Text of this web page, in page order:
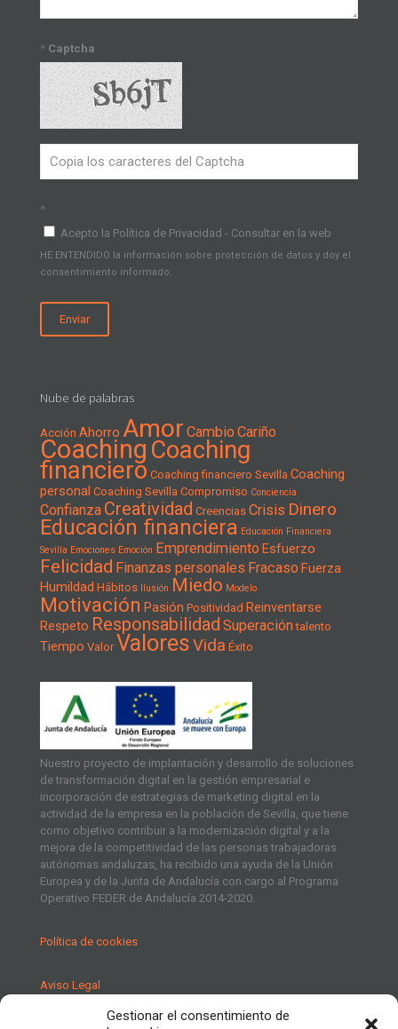
Gestionar el consentimiento de
* Captcha
*
Acepto la Política de Privacidad - Consultar en la web
HE ENTENDIDO la información sobre protección de datos y doy el
consentimiento informado.
Nube de palabras
Acción Ahorro Amor Cambio Cariño
Coaching Coaching
financiero Coaching financiero Sevilla Coaching
personal Coaching Sevilla Compromiso Conciencia
Confianza Creatividad Creencias Crisis Dinero
Educación financiera Educación Financiera
Sevilla Emociones Emoción Emprendimiento Esfuerzo
Felicidad Finanzas personales Fracaso Fuerza
Humildad Hábitos Ilusión Miedo Modelo
Motivación Pasión Positividad Reinventarse
Respeto Responsabilidad Superación talento
Tiempo Valor ValoresVida Éxito
Nuestro proyecto de implantación y desarrollo de soluciones
de transformación digital en la gestión empresarial e
incorporación de estrategias de marketing digital en la
actividad de la empresa en la población de Sevilla, que tiene
como objetivo contribuir a la modernización digital y a la
mejora de la competitividad de las personas trabajadoras
autónomas andaluzas, ha recibido una ayuda de la Unión
Europea y de la Junta de Andalucía con cargo al Programa
Operativo FEDER de Andalucía 2014-2020.
Política de cookies
Aviso Legal